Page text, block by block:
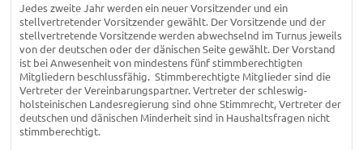
Jedes zweite Jahr werden ein neuer Vorsitzender und ein
stellvertretender Vorsitzender gewählt. Der Vorsitzende und der
stellvertretende Vorsitzende werden abwechselnd im Turnus jeweils
von der deutschen oder der dänischen Seite gewählt. Der Vorstand
ist bei Anwesenheit von mindestens fünf stimmberechtigten
Mitgliedern beschlussfähig. Stimmberechtigte Mitglieder sind die
Vertreter der Vereinbarungspartner. Vertreter der schleswig-
holsteinischen Landesregierung sind ohne Stimmrecht, Vertreter der
deutschen und dänischen Minderheit sind in Haushaltsfragen nicht
stimmberechtigt.